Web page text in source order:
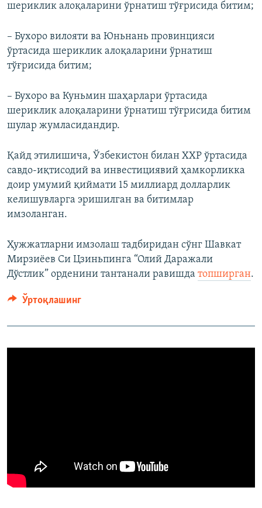
шериклик алоқаларини ўрнатиш тўғрисида битим;
– Бухоро вилояти ва Юньнань провинцияси
ўртасида шериклик алоқаларини ўрнатиш
тўғрисида битим;
– Бухоро ва Куньмин шаҳарлари ўртасида
шериклик алоқаларини ўрнатиш тўғрисида битим
шулар жумласидандир.
Қайд этилишича, Ўзбекистон билан ХХР ўртасида
савдо-иқтисодий ва инвестициявий ҳамкорликка
доир умумий қиймати 15 миллиард долларлик
келишувларга эришилган ва битимлар
имзоланган.
Ҳужжатларни имзолаш тадбиридан сўнг Шавкат
Мирзиёев Си Цзиньпинга “Олий Даражали
Дўстлик” орденини тантанали равишда топширган.
Ўртоқлашинг